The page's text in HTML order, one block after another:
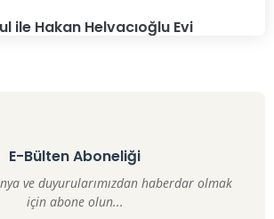
ile Hakan Helvacıoğlu Evi
E-Bülten Aboneliği
ve duyurularımızdan haberdar olmak
için abone olun...